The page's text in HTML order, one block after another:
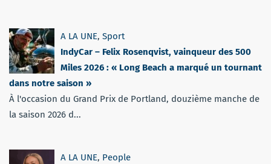
A LA UNE, Sport
IndyCar – Felix Rosenqvist, vainqueur des 500
Miles 2026 : « Long Beach a marqué un tournant
dans notre saison »
À l'occasion du Grand Prix de Portland, douzième manche de
la saison 2026 d...
A LA UNE, People